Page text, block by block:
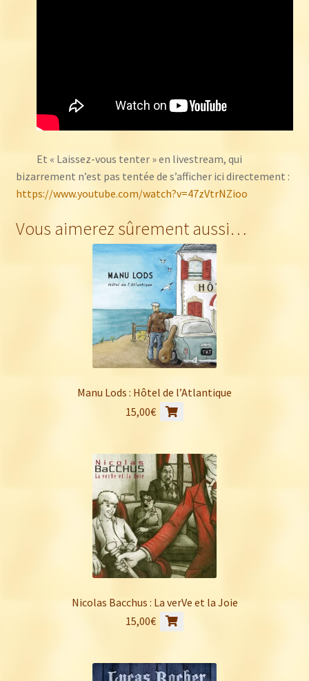
Et « Laissez-vous tenter » en livestream, qui
bizarrement n’est pas tentée de s’afficher ici directement :
https://www.youtube.com/watch?v=47zVtrNZioo
Vous aimerez sûrement aussi…
Manu Lods : Hôtel de l’Atlantique
15,00€
Nicolas Bacchus : La verVe et la Joie
15,00€